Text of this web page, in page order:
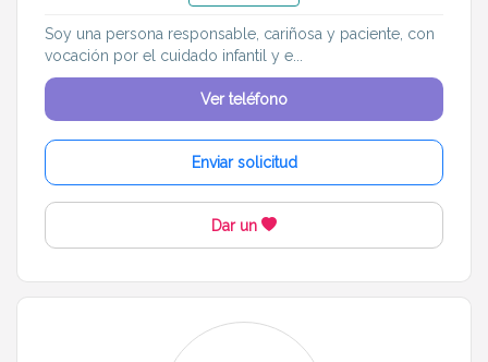
Soy una persona responsable, cariñosa y paciente, con
vocación por el cuidado infantil y e...
Ver teléfono
Enviar solicitud
Dar un